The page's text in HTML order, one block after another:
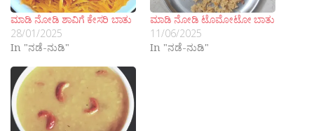
ಮಾಡಿ ನೋಡಿ ಶಾವಿಗೆ ಕೇಸರಿ ಬಾತು
28/01/2025
In "ನಡೆ-ನುಡಿ"
ಮಾಡಿ ನೋಡಿ ಟೊಮೋಟೋ ಬಾತು
11/06/2025
In "ನಡೆ-ನುಡಿ"